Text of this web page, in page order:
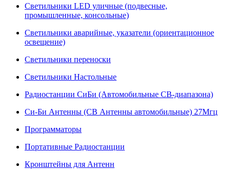
Светильники LED уличные (подвесные,
промышленные, консольные)
Светильники аварийные, указатели (ориентационное
освещение)
Светильники переноски
Светильники Настольные
Радиостанции СиБи (Автомобильные СВ-диапазона)
Си-Би Антенны (СВ Антенны автомобильные) 27Мгц
Программаторы
Портативные Радиостанции
Кронштейны для Антенн